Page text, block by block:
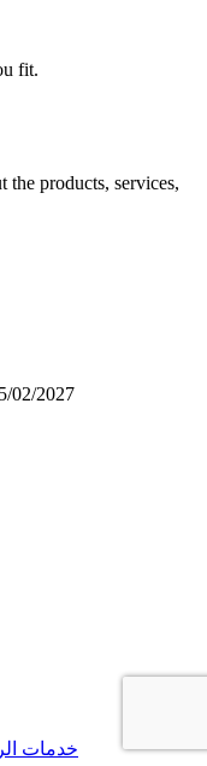
fit.
the products, services,
02/2027
خدمات